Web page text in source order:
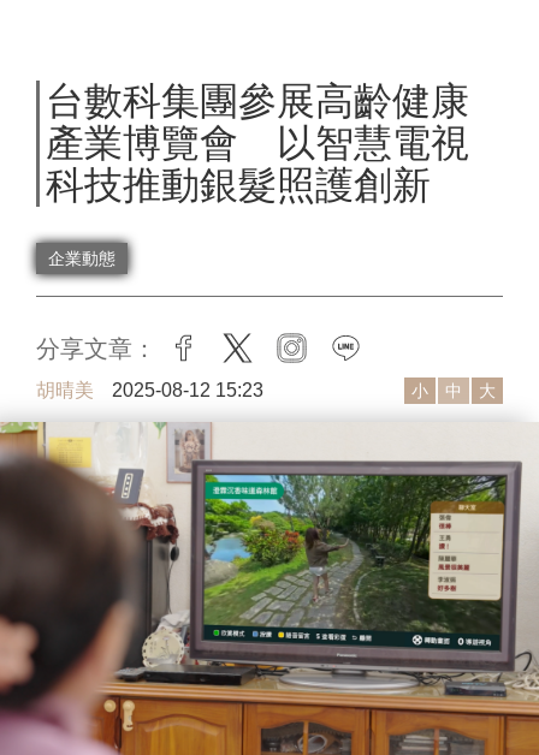
台數科集團參展高齡健康
產業博覽會 以智慧電視
科技推動銀髮照護創新
企業動態
分享文章： facebook
twitter instagram
胡晴美 2025-08-12 15:23 小 中 大